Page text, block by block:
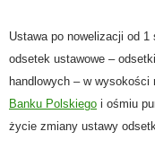
Ustawa po nowelizacji od
odsetek ustawowe –
handlowych – w wysokości
Banku Polskiego i ośmiu
życie zmiany ustawy